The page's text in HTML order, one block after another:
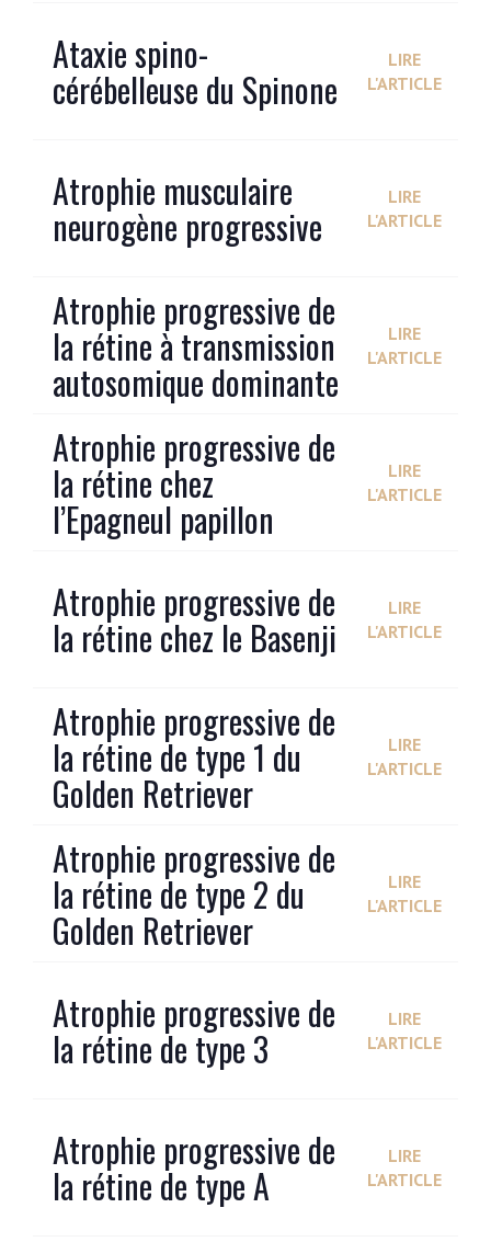
Ataxie spino-
cérébelleuse du Spinone
LIRE
L'ARTICLE
Atrophie musculaire
neurogène progressive
LIRE
L'ARTICLE
Atrophie progressive de
la rétine à transmission
autosomique dominante
LIRE
L'ARTICLE
Atrophie progressive de
la rétine chez
l’Epagneul papillon
LIRE
L'ARTICLE
Atrophie progressive de
la rétine chez le Basenji
LIRE
L'ARTICLE
Atrophie progressive de
la rétine de type 1 du
Golden Retriever
LIRE
L'ARTICLE
Atrophie progressive de
la rétine de type 2 du
Golden Retriever
LIRE
L'ARTICLE
Atrophie progressive de
la rétine de type 3
LIRE
L'ARTICLE
Atrophie progressive de
la rétine de type A
LIRE
L'ARTICLE